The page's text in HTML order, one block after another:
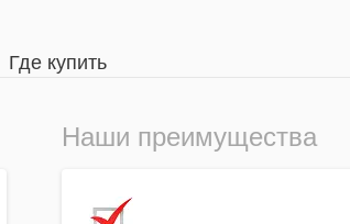
Где купить
Наши преимущества